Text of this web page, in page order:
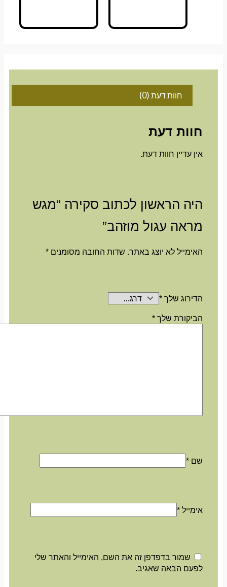
חוות דעת (0)
חוות דעת
אין עדיין חוות דעת.
היה הראשון לכתוב סקירה “מגש
מראה עגול מוזהב”
האימייל לא יוצג באתר. שדות החובה מסומנים*
הדירוג שלך*
הביקורת שלך*
שם*
אימייל*
שמור בדפדפן זה את השם, האימייל והאתר שלי
לפעם הבאה שאגיב.